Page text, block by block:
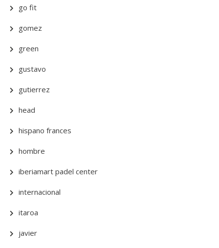
go fit
gomez
green
gustavo
gutierrez
head
hispano frances
hombre
iberiamart padel center
internacional
itaroa
javier